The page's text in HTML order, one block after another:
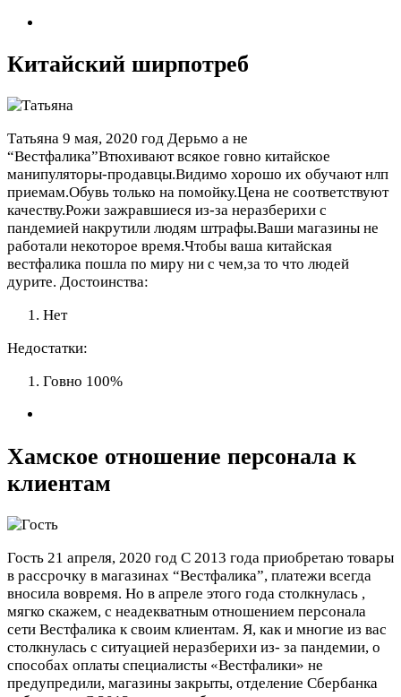
Китайский ширпотреб
Татьяна 9 мая, 2020 год Дерьмо а не
“Вестфалика”Втюхивают всякое говно китайское
манипуляторы-продавцы.Видимо хорошо их обучают нлп
приемам.Обувь только на помойку.Цена не соответствуют
качеству.Рожи зажравшиеся из-за неразберихи с
пандемией накрутили людям штрафы.Ваши магазины не
работали некоторое время.Чтобы ваша китайская
вестфалика пошла по миру ни с чем,за то что людей
дурите. Достоинства:
Нет
Недостатки:
Говно 100%
Хамское отношение персонала к
клиентам
Гость 21 апреля, 2020 год С 2013 года приобретаю товары
в рассрочку в магазинах “Вестфалика”, платежи всегда
вносила вовремя. Но в апреле этого года столкнулась ,
мягко скажем, с неадекватным отношением персонала
сети Вестфалика к своим клиентам. Я, как и многие из вас
столкнулась с ситуацией неразберихи из- за пандемии, о
способах оплаты специалисты «Вестфалики» не
предупредили, магазины закрыты, отделение Сбербанка